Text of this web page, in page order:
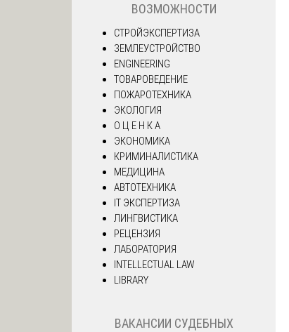
ВОЗМОЖНОСТИ
СТРОЙЭКСПЕРТИЗА
ЗЕМЛЕУСТРОЙСТВО
ENGINEERING
ТОВАРОВЕДЕНИЕ
ПОЖАРОТЕХНИКА
ЭКОЛОГИЯ
О Ц Е Н К А
ЭКОНОМИКА
КРИМИНАЛИСТИКА
МЕДИЦИНА
АВТОТЕХНИКА
IT ЭКСПЕРТИЗА
ЛИНГВИСТИКА
РЕЦЕНЗИЯ
ЛАБОРАТОРИЯ
INTELLECTUAL LAW
LIBRARY
ВАКАНСИИ СУДЕБНЫХ